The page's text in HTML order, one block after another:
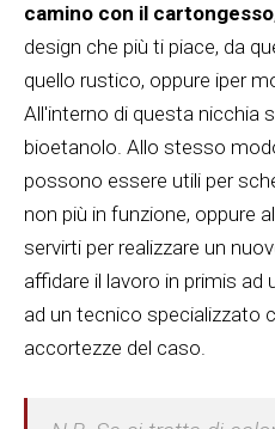
camino con il cartongesso
design che più ti piace, da
quello rustico, oppure iper
All'interno di questa nicchia
bioetanolo. Allo stesso
possono essere utili per
non più in funzione, oppure
servirti per realizzare un
affidare il lavoro in primis
ad un tecnico specializzato
accortezze del caso.